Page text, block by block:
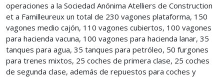
operaciones a la Sociedad Anónima Atelliers de Construction
et a Familleureux un total de 230 vagones plataforma, 150
vagones medio cajón, 110 vagones cubiertos, 100 vagones
para hacienda vacuna, 100 vagones para hacienda lanar, 35
tanques para agua, 35 tanques para petróleo, 50 furgones
para trenes mixtos, 25 coches de primera clase, 25 coches
de segunda clase, además de repuestos para coches y